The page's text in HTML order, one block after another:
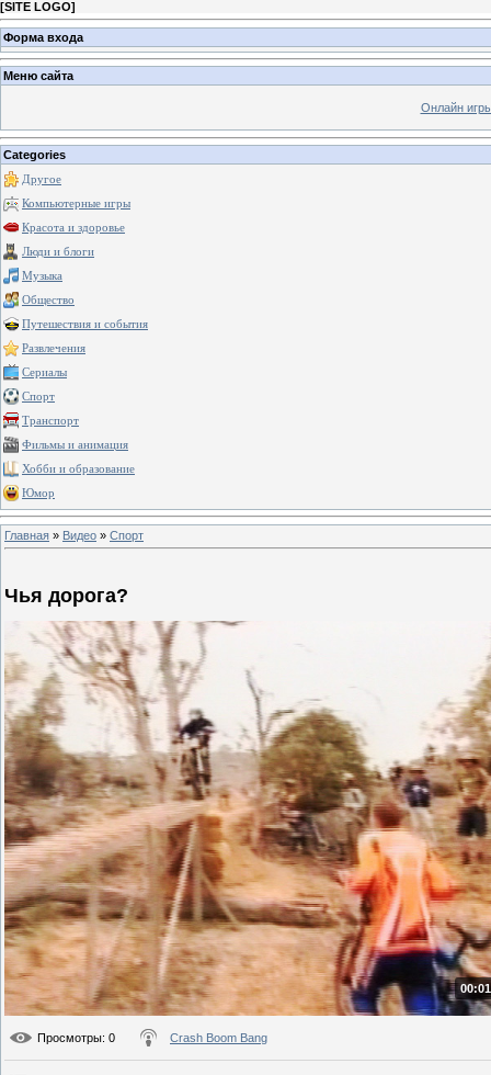
[SITE LOGO]
Форма входа
Меню сайта
Онлайн
Categories
Другое
Компьютерные игры
Красота и здоровье
Люди и блоги
Музыка
Общество
Путешествия и события
Развлечения
Сериалы
Спорт
Транспорт
Фильмы и анимация
Хобби и образование
Юмор
Главная » Видео » Спорт
Чья дорога?
Просмотры: 0 Crash Boom Bang